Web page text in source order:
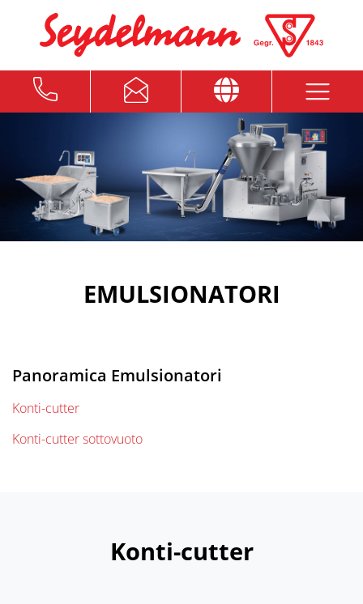
EMULSIONATORI
Panoramica Emulsionatori
Konti-cutter
Konti-cutter sottovuoto
Konti-cutter